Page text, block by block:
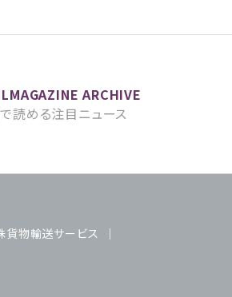
読める注目ニュース
貨物輸送サービス